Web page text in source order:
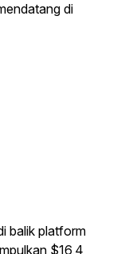
di
balik platform
$16,4